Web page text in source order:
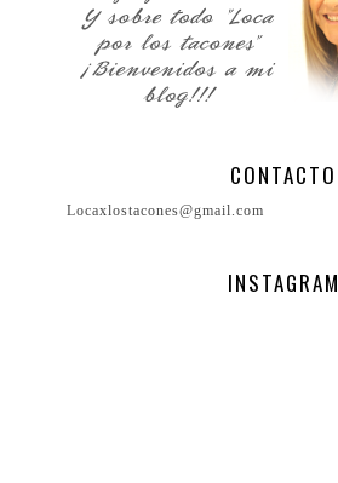
CONTACTO
Locaxlostacones@gmail.com
INSTAGRAM